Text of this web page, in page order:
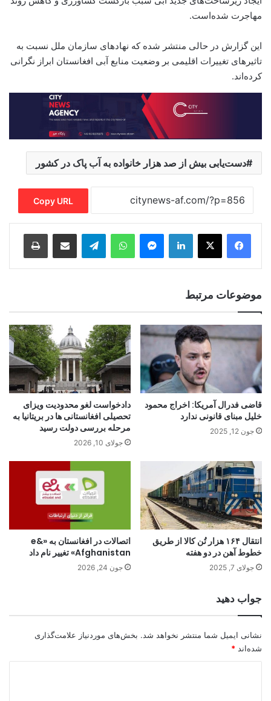
مهاجرت شده‌است.
این گزارش در حالی منتشر شده که نهادهای سازمان ملل نسبت به
تاثیرهای تغییرات اقلیمی بر وضعیت منابع آبی افغانستان ابراز نگرانی
کرده‌اند.
دست‌یابی بیش از صد هزار خانواده به آب پاک در کشور
Copy URL
LinkedIn
Messenger
WhatsApp
Telegram
Share via Email
Print
موضوعات مرتبط
قاضی فدرال آمریکا: اخراج محمود
خلیل مبنای قانونی ندارد
جون 12, 2025
دادخواست لغو محدودیت ویزای
تحصیلی افغانستانی ها در بریتانیا به
مرحله بررسی دولت رسید
جولای 10, 2026
انتقال ۱۶۴ هزار تُن کالا از طریق
خطوط آهن در دو هفته
جولای 7, 2025
اتصالات در افغانستان به «e&
Afghanistan» تغییر نام داد
جون 24, 2026
جواب دهید
نشانی ایمیل شما منتشر نخواهد شد. بخش‌های موردنیاز علامت‌گذاری
شده‌اند *